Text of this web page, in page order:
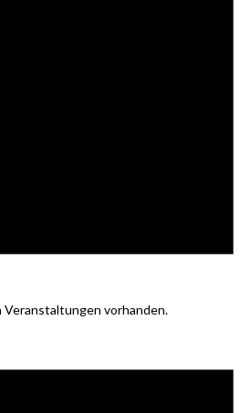
Veranstaltungen vorhanden.